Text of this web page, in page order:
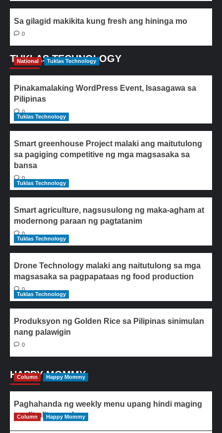
Sa gilagid makikita kung fresh ang hininga mo
0
TUKLAS TECHNOLOGY
National Tuklas Technology
Pinakamalaking WordPress Event, Isasagawa sa
Pilipinas
0
Tuklas Technology
Smart greenhouse Project malaki ang maitutulong
sa pagiging competitive ng mga magsasaka sa
bansa
0
Tuklas Technology
Smart agriculture, nagsusulong ng maka-agham at
modernong paraan ng pagtatanim
0
Tuklas Technology
Drone Technology malaki ang naitutulong sa mga
magsasaka sa pagpapataas ng food production
0
Tuklas Technology
Produksyon ng Golden Rice sa Pilipinas sinimulan
nang palawigin
0
HAPPY MOMMY
Column Happy Mommy
Paghahanda ng weekly menu upang hindi maging
paulit-ulit ang ulam
Column Happy Mommy